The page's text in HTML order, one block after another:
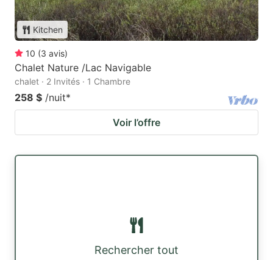
Kitchen
10 (3 avis)
Chalet Nature /Lac Navigable
chalet · 2 Invités · 1 Chambre
258 $ /nuit*
Voir l’offre
Rechercher tout